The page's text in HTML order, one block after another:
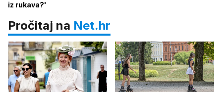
iz rukava?'
Pročitaj na Net.hr